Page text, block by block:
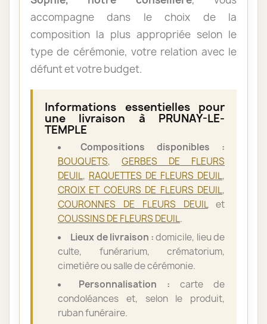
accompagne dans le choix de la
composition la plus appropriée selon le
type de cérémonie, votre relation avec le
défunt et votre budget.
Informations essentielles pour
une livraison à PRUNAY-LE-
TEMPLE
Compositions disponibles :
BOUQUETS, GERBES DE FLEURS
DEUIL, RAQUETTES DE FLEURS DEUIL,
CROIX ET COEURS DE FLEURS DEUIL,
COURONNES DE FLEURS DEUILet
COUSSINS DE FLEURS DEUIL.
Lieux de livraison :domicile, lieu de
culte, funérarium, crématorium,
cimetière ou salle de cérémonie.
Personnalisation : carte de
condoléances et, selon le produit,
ruban funéraire.